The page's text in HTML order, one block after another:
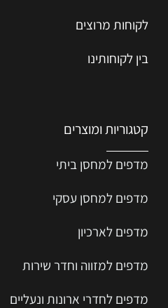
לקוחות מרוצים
בין לקוחותינו
קטגוריות ומוצרים
מדפים למחסן ביתי
מדפים למחסן עסקי
מדפים לארכיון
מדפים למזווה וחדר שירות
מדפים לחדרי ארונות ונעליים